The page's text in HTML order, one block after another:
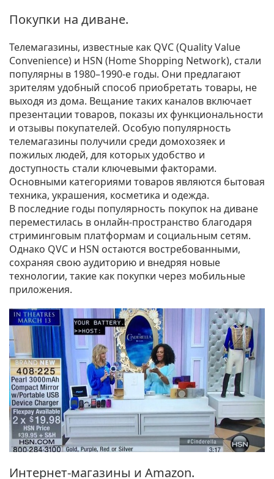
Покупки на диване.
Телемагазины, известные как QVC (Quality Value
Convenience) и HSN (Home Shopping Network), стали
популярны в 1980–1990-е годы. Они предлагают
зрителям удобный способ приобретать товары, не
выходя из дома. Вещание таких каналов включает
презентации товаров, показы их функциональности
и отзывы покупателей. Особую популярность
телемагазины получили среди домохозяек и
пожилых людей, для которых удобство и
доступность стали ключевыми факторами.
Основными категориями товаров являются бытовая
техника, украшения, косметика и одежда.
В последние годы популярность покупок на диване
переместилась в онлайн-пространство благодаря
стриминговым платформам и социальным сетям.
Однако QVC и HSN остаются востребованными,
сохраняя свою аудиторию и внедряя новые
технологии, такие как покупки через мобильные
приложения.
Интернет-магазины и Amazon.